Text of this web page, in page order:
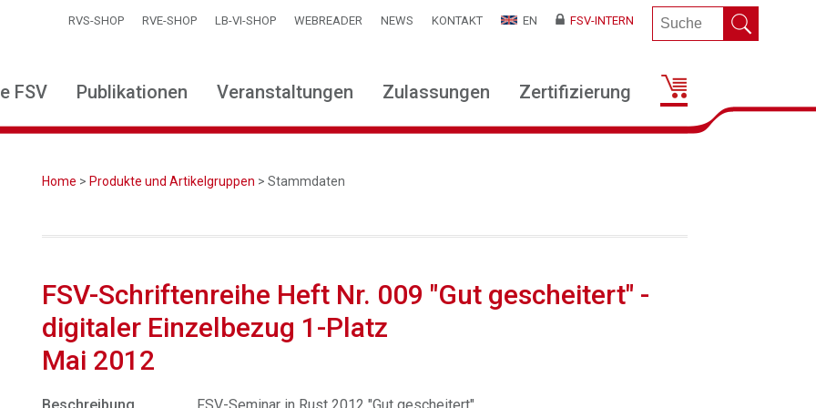
RVS-SHOP RVE-SHOP LB-VI-SHOP WEBREADER NEWS KONTAKT EN FSV-INTERN
FSV Publikationen Veranstaltungen Zulassungen Zertifizierung
Home > Produkte und Artikelgruppen > Stammdaten
FSV-Schriftenreihe Heft Nr. 009 "Gut gescheitert" -
digitaler Einzelbezug 1-Platz
Mai 2012